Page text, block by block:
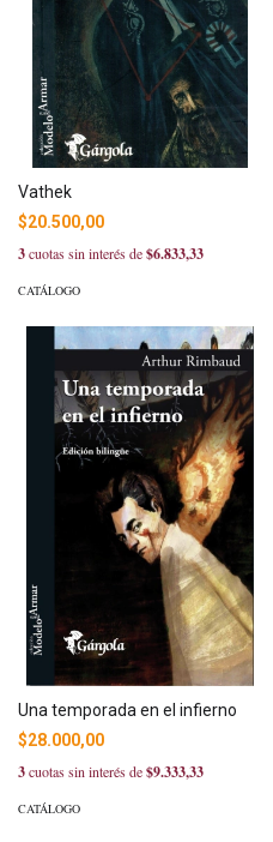
Vathek
$20.500,00
3cuotas sin interés de$6.833,33
CATÁLOGO
Una temporada en el infierno
$28.000,00
3cuotas sin interés de$9.333,33
CATÁLOGO